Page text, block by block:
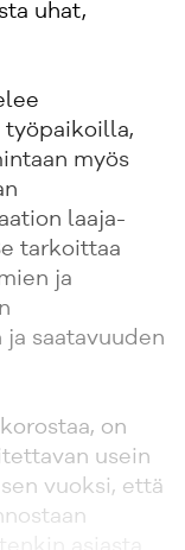
uhat,
työpaikoilla,
myös
laaja-
tarkoittaa
ja
saatavuuden
on
usein
vuoksi, että